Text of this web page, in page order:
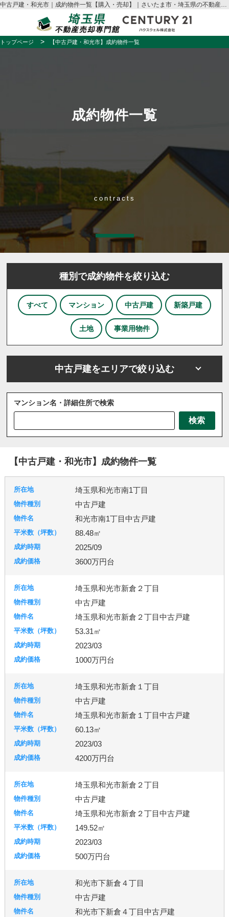
中古戸建・和光市｜成約物件一覧【購入・売却】｜さいたま市・埼玉県の不動産売却はハウスウェル
トップページ 【中古戸建・和光市】成約物件一覧
成約物件一覧
contracts
種別で成約物件を絞り込む
すべて マンション 中古戸建 新築戸建
土地 事業用物件
中古戸建をエリアで絞り込む
三郷市
八潮市
北本市 吉川市 和光市
宮代町
杉戸町
東松山市 松伏町 桶川市
蕨市
上里町 伊奈町
日高市
鶴ヶ島市 加須市
羽生市
幸手市 北葛飾郡 富士見市
台東区 東京都北区 足立区
千葉市 流山市
秦野市 厚木市
宇都宮市
札幌市
マンション名・詳細住所で検索
検索
【中古戸建・和光市】成約物件一覧
埼玉県和光市南1丁目
中古戸建
和光市南1丁目中古戸建
88.48㎡
2025/09
3600万円台
埼玉県和光市新倉２丁目
中古戸建
埼玉県和光市新倉２丁目中古戸建
53.31㎡
2023/03
1000万円台
埼玉県和光市新倉１丁目
中古戸建
埼玉県和光市新倉１丁目中古戸建
60.13㎡
2023/03
4200万円台
埼玉県和光市新倉２丁目
中古戸建
埼玉県和光市新倉２丁目中古戸建
149.52㎡
2023/03
500万円台
和光市下新倉４丁目
中古戸建
和光市下新倉４丁目中古戸建